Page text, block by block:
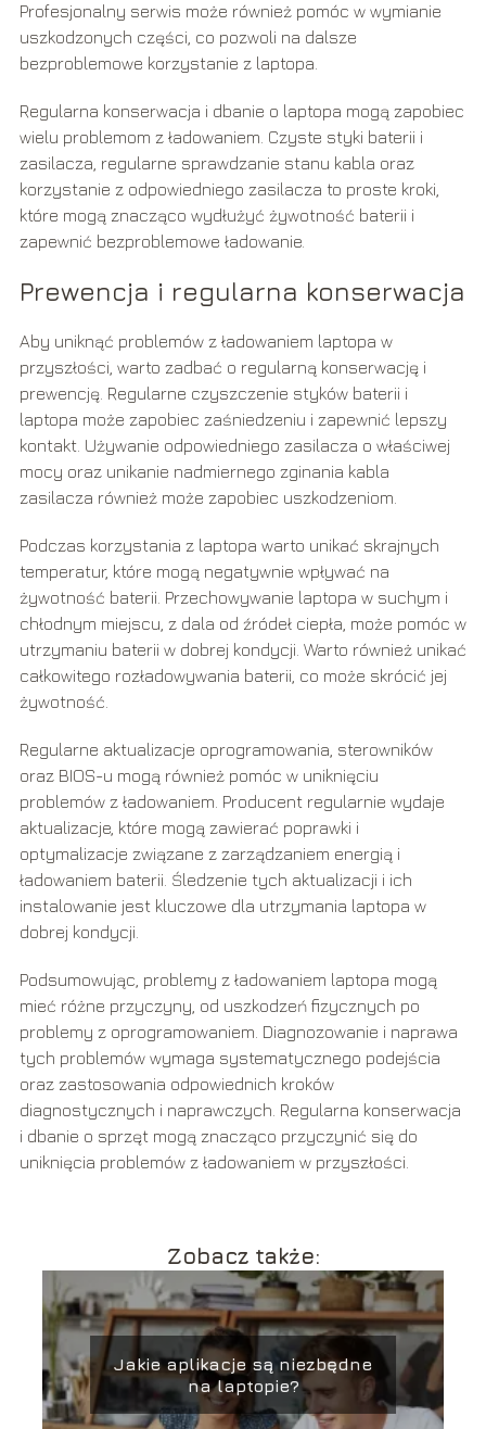
Profesjonalny serwis może również pomóc w wymianie
uszkodzonych części, co pozwoli na dalsze
bezproblemowe korzystanie z laptopa.
Regularna konserwacja i dbanie o laptopa mogą zapobiec
wielu problemom z ładowaniem. Czyste styki baterii i
zasilacza, regularne sprawdzanie stanu kabla oraz
korzystanie z odpowiedniego zasilacza to proste kroki,
które mogą znacząco wydłużyć żywotność baterii i
zapewnić bezproblemowe ładowanie.
Prewencja i regularna konserwacja
Aby uniknąć problemów z ładowaniem laptopa w
przyszłości, warto zadbać o regularną konserwację i
prewencję. Regularne czyszczenie styków baterii i
laptopa może zapobiec zaśniedzeniu i zapewnić lepszy
kontakt. Używanie odpowiedniego zasilacza o właściwej
mocy oraz unikanie nadmiernego zginania kabla
zasilacza również może zapobiec uszkodzeniom.
Podczas korzystania z laptopa warto unikać skrajnych
temperatur, które mogą negatywnie wpływać na
żywotność baterii. Przechowywanie laptopa w suchym i
chłodnym miejscu, z dala od źródeł ciepła, może pomóc w
utrzymaniu baterii w dobrej kondycji. Warto również unikać
całkowitego rozładowywania baterii, co może skrócić jej
żywotność.
Regularne aktualizacje oprogramowania, sterowników
oraz BIOS-u mogą również pomóc w uniknięciu
problemów z ładowaniem. Producent regularnie wydaje
aktualizacje, które mogą zawierać poprawki i
optymalizacje związane z zarządzaniem energią i
ładowaniem baterii. Śledzenie tych aktualizacji i ich
instalowanie jest kluczowe dla utrzymania laptopa w
dobrej kondycji.
Podsumowując, problemy z ładowaniem laptopa mogą
mieć różne przyczyny, od uszkodzeń fizycznych po
problemy z oprogramowaniem. Diagnozowanie i naprawa
tych problemów wymaga systematycznego podejścia
oraz zastosowania odpowiednich kroków
diagnostycznych i naprawczych. Regularna konserwacja
i dbanie o sprzęt mogą znacząco przyczynić się do
uniknięcia problemów z ładowaniem w przyszłości.
Zobacz także:
Jakie aplikacje są niezbędne
na laptopie?